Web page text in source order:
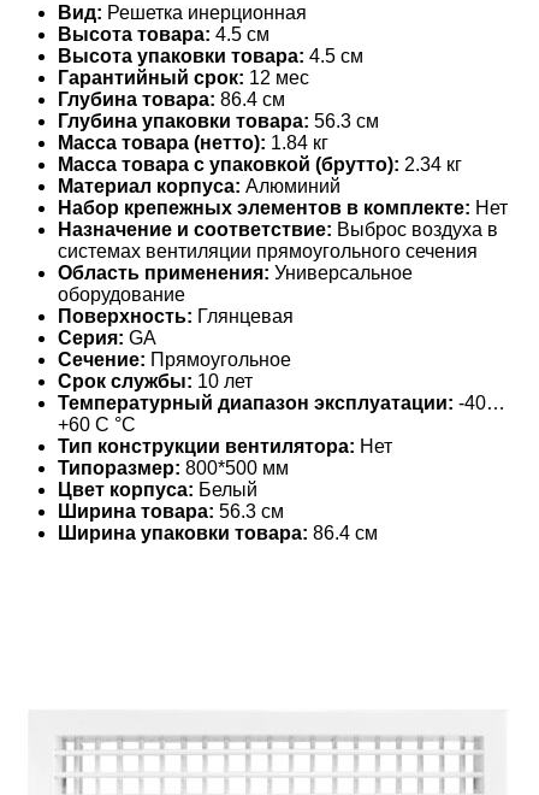
Вид: Решетка инерционная
Высота товара: 4.5 см
Высота упаковки товара: 4.5 см
Гарантийный срок: 12 мес
Глубина товара: 86.4 см
Глубина упаковки товара: 56.3 см
Масса товара (нетто): 1.84 кг
Масса товара с упаковкой (брутто): 2.34 кг
Материал корпуса: Алюминий
Набор крепежных элементов в комплекте: Нет
Назначение и соответствие: Выброс воздуха в
системах вентиляции прямоугольного сечения
Область применения: Универсальное
оборудование
Поверхность: Глянцевая
Серия: GA
Сечение: Прямоугольное
Срок службы: 10 лет
Температурный диапазон эксплуатации: -40…
+60 С °С
Тип конструкции вентилятора: Нет
Типоразмер: 800*500 мм
Цвет корпуса: Белый
Ширина товара: 56.3 см
Ширина упаковки товара: 86.4 см